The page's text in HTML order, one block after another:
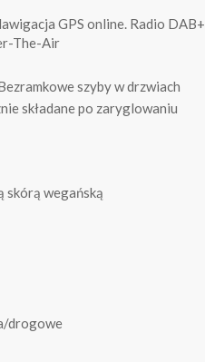
GPS online. Radio DAB+
The-Air
szyby w drzwiach
składane po zaryglowaniu
skórą wegańską
drogowe